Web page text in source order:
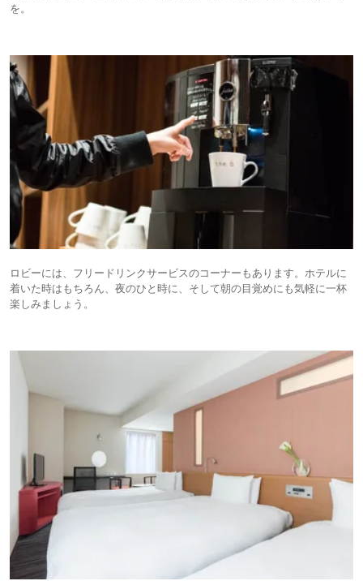
を。
ロビーには、フリードリンクサービスのコーナーもあります。ホテルに
着いた時はもちろん、夜のひと時に、そして朝の目覚めにも気軽に一杯
楽しみましょう。